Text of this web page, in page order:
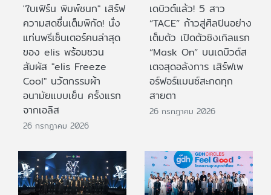
"ใบเฟิร์น พิมพ์ชนก" เสิร์ฟ
ความสดชื่นเต็มพิกัด! นั่ง
แท่นพรีเซ็นเตอร์คนล่าสุด
ของ elis พร้อมชวน
สัมผัส "elis Freeze
Cool" นวัตกรรมผ้า
อนามัยแบบเย็น ครั้งแรก
จากเอลิส
26 กรกฎาคม 2026
เดบิวต์แล้ว! 5 สาว
“TACE” ก้าวสู่ศิลปินอย่าง
เต็มตัว เปิดตัวซิงเกิลแรก
“Mask On” บนเดบิวต์ส
เตจสุดอลังการ เสิร์ฟเพ
อร์ฟอร์แมนซ์สะกดทุก
สายตา
26 กรกฎาคม 2026